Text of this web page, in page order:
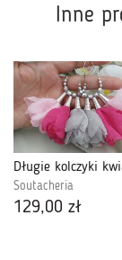
Inne
Soutacheria
129,00 zł